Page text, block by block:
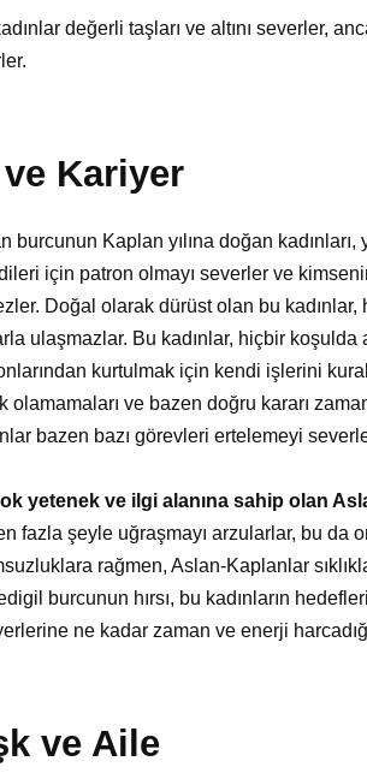
değerli taşları ve altını severler,
Kariyer
burcunun Kaplan yılına doğan
için patron olmayı severler ve
Doğal olarak dürüst olan bu
ulaşmazlar. Bu kadınlar, hiçbir koşulda
kurtulmak için kendi işlerini
olamamaları ve bazen doğru kararı
bazen bazı görevleri ertelemeyi
yetenek ve ilgi alanına sahip olan
fazla şeyle uğraşmayı arzularlar, bu da
rağmen, Aslan-Kaplanlar
burcunun hırsı, bu kadınların
ne kadar zaman ve enerji
ve Aile